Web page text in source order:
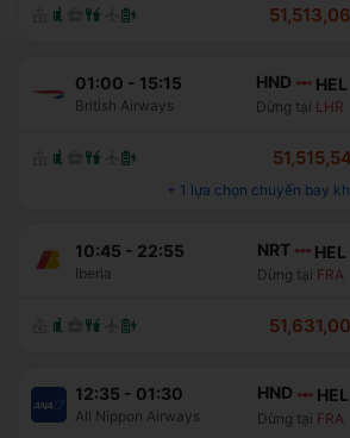
01:00 - 15:15
British Airways
HND HEL
Dừng tại LHR
+ 1 lựa chọn chuyến bay
10:45 - 22:55
Iberia
NRT HEL
Dừng tại FRA
12:35 - 01:30
All Nippon Airways
HND HEL
Dừng tại FRA